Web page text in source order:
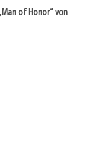
of Honor“ von